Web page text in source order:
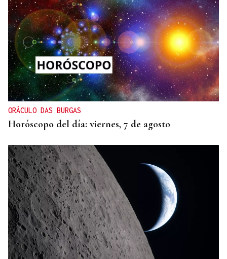
ORÁCULO DAS BURGAS
Horóscopo del día: viernes, 7 de agosto